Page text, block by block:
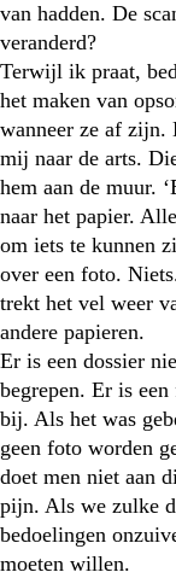
van hadden. De
veranderd?
Terwijl ik praat,
het maken van
wanneer ze af zijn.
mij naar de arts.
hem aan de muur.
naar het papier.
om iets te kunnen
over een foto.
trekt het vel weer
andere papieren.
Er is een dossier
begrepen. Er is
bij. Als het was
geen foto worden
doet men niet aan
pijn. Als we zulke
bedoelingen
moeten willen.